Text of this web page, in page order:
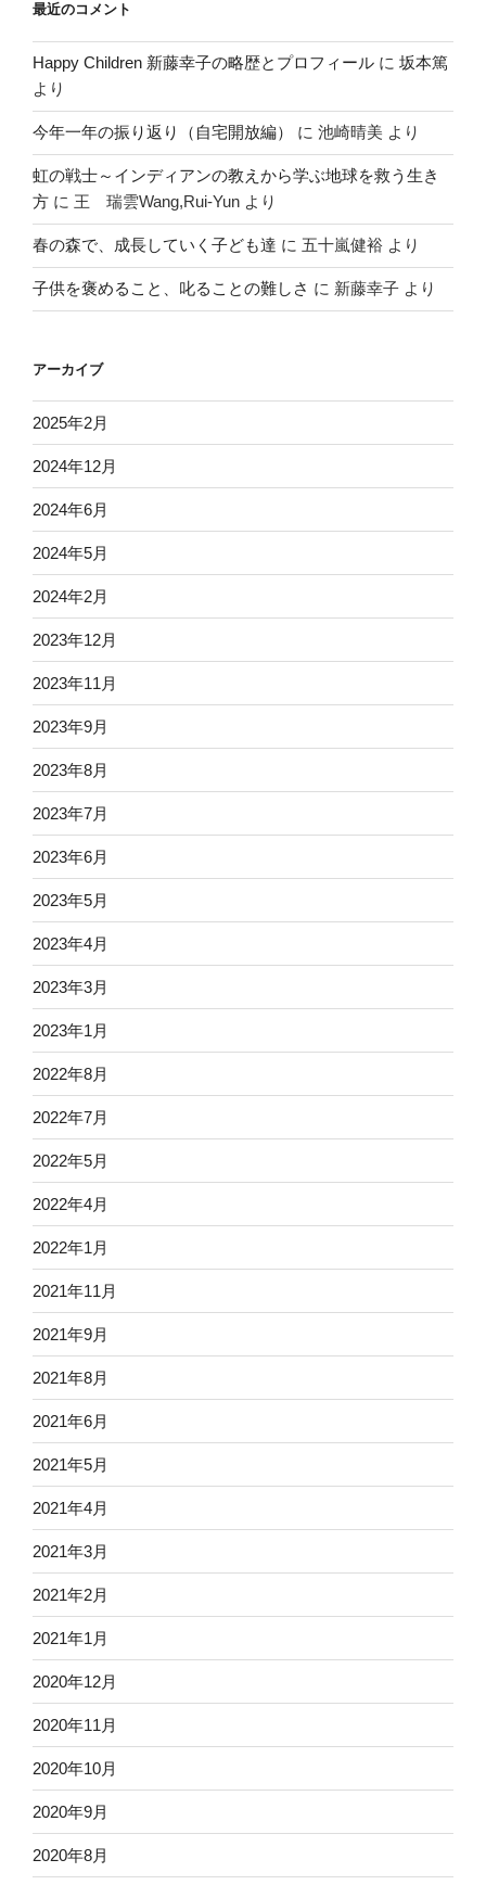
最近のコメント
Happy Children 新藤幸子の略歴とプロフィール に 坂本篤
より
今年一年の振り返り（自宅開放編） に 池崎晴美 より
虹の戦士～インディアンの教えから学ぶ地球を救う生き
方 に 王 瑞雲Wang,Rui-Yun より
春の森で、成長していく子ども達 に 五十嵐健裕 より
子供を褒めること、叱ることの難しさ に 新藤幸子 より
アーカイブ
2025年2月
2024年12月
2024年6月
2024年5月
2024年2月
2023年12月
2023年11月
2023年9月
2023年8月
2023年7月
2023年6月
2023年5月
2023年4月
2023年3月
2023年1月
2022年8月
2022年7月
2022年5月
2022年4月
2022年1月
2021年11月
2021年9月
2021年8月
2021年6月
2021年5月
2021年4月
2021年3月
2021年2月
2021年1月
2020年12月
2020年11月
2020年10月
2020年9月
2020年8月